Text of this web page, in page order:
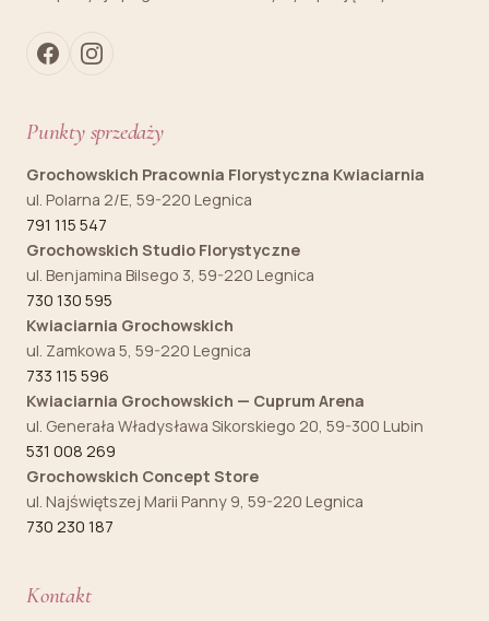
Punkty sprzedaży
Grochowskich Pracownia Florystyczna Kwiaciarnia
ul. Polarna 2/E, 59-220 Legnica
791 115 547
Grochowskich Studio Florystyczne
ul. Benjamina Bilsego 3, 59-220 Legnica
730 130 595
Kwiaciarnia Grochowskich
ul. Zamkowa 5, 59-220 Legnica
733 115 596
Kwiaciarnia Grochowskich — Cuprum Arena
ul. Generała Władysława Sikorskiego 20, 59-300 Lubin
531 008 269
Grochowskich Concept Store
ul. Najświętszej Marii Panny 9, 59-220 Legnica
730 230 187
Kontakt